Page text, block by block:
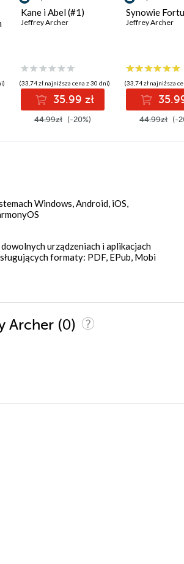
Kane i Abel (#1)
Jeffrey Archer
(33,74 zł najniższa cena z 30 dni)
35.99 zł
44.99zł (-20%)
Synowie
Jeffrey Archer
(33,74 zł najniższa
44.99zł (-
Windows, Android, iOS,
dowolnych urządzeniach i aplikacjach
formaty: PDF, EPub, Mobi
Archer (0)